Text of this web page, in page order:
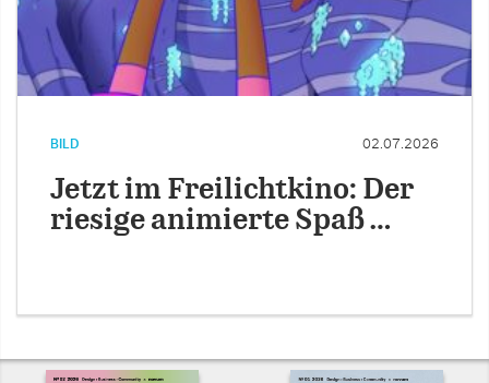
BILD 02.07.2026
Jetzt im Freilichtkino: Der
riesige animierte Spaß …